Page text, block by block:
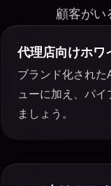
す。
顧客がい
代理店向けホワ
ブランド化された
ューに加え、パ
ましょう。